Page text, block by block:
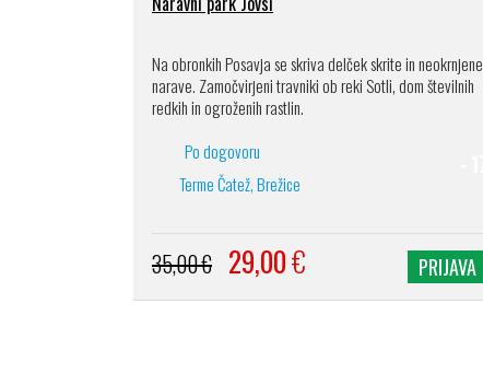
Na obronkih Posavja se skriva delček skrite in neokrnjene
narave. Zamočvirjeni travniki ob reki Sotli, dom številnih
redkih in ogroženih rastlin.
Po dogovoru
Terme Čatež, Brežice
35,00 € 29,00€ PRIJAVA